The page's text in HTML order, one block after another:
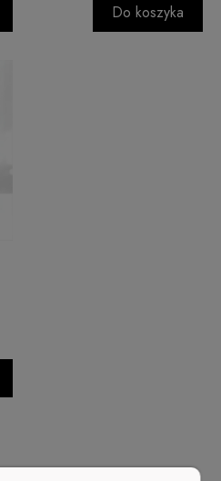
Do koszyka